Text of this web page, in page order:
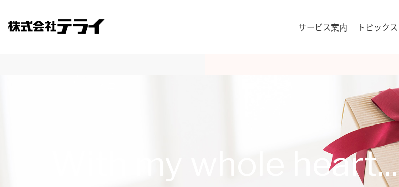
サービス案内 トピックス
With my whole heart...